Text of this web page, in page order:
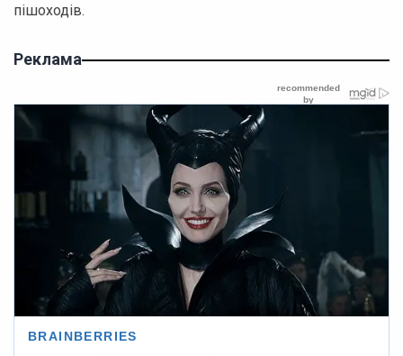
пішоходів.
Реклама